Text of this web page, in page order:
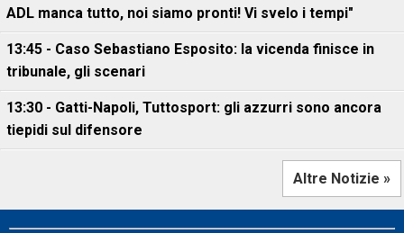
ADL manca tutto, noi siamo pronti! Vi svelo i tempi"
13:45 - Caso Sebastiano Esposito: la vicenda finisce in
tribunale, gli scenari
13:30 - Gatti-Napoli, Tuttosport: gli azzurri sono ancora
tiepidi sul difensore
Altre Notizie »